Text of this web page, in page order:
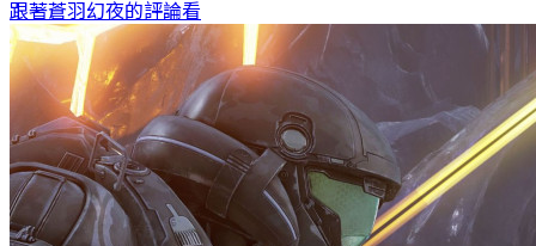
跟著蒼羽幻夜的評論看